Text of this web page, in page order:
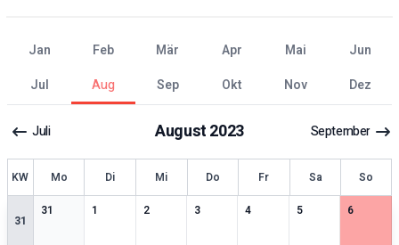
Jan Feb Mär Apr Mai
Jun
Jul
Aug Sep Okt Nov Dez
Juli August2023 September
KW Mo Di Mi Do Fr Sa So
31
31
0særlige datoer
10 særlige datoer
2
0særlige datoer
3
0særlige datoer
4
0særlige datoer
5
0særlige datoer
6
0særlige